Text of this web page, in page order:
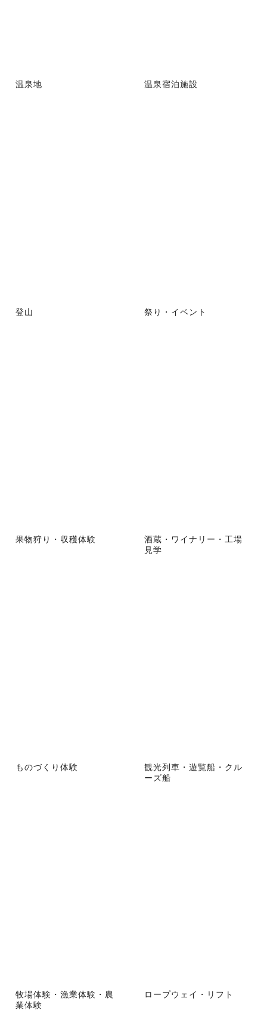
温泉地 温泉宿泊施設
登山 祭り・イベント
果物狩り・収穫体験
酒蔵・ワイナリー・工場
見学
ものづくり体験
観光列車・遊覧船・クル
ーズ船
牧場体験・漁業体験・農
業体験
ロープウェイ・リフト